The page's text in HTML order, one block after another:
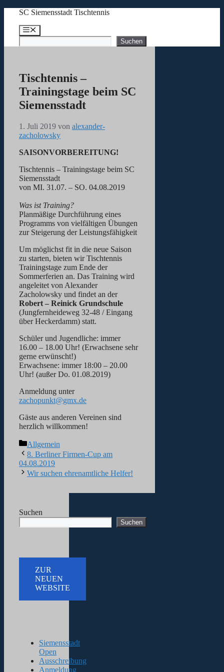
springen
SC Siemensstadt Tischtennis
Menü
Suchen Suchen
Tischtennis –
Trainingstage beim SC
Siemensstadt
1. Juli 2019 von alexander-
zacholowsky
SAISONVORBEREITUNG!
Tischtennis – Trainingstage beim SC
Siemensstadt
von MI. 31.07. – SO. 04.08.2019
Was ist Training?
Planmäßige Durchführung eines
Programms von vielfältigen Übungen
zur Steigerung der Leistungsfähigkeit
Um möglichst fit in die neue Saison
zu starten, bieten wir Tischtennis
Trainingstage zum Ende der
Sommerferien an. Das Training wird
angeleitet von Alexander
Zacholowsky und findet an der
Robert – Reinick Grundschule
(Jungfernheideweg 32-48 / Eingang
über Heckerdamm) statt.
Schüler und Jugendliche: immer
16.00 – 18.00 Uhr! (Erwachsene sehr
gerne erwünscht!)
Erwachsene: immer 18:00 – 20.00
Uhr! (außer Do. 01.08.2019)
Anmeldung unter
zachopunkt@gmx.de
Gäste aus anderen Vereinen sind
herzlich willkommen!
Kategorien
Allgemein
8. Berliner Firmen-Cup am
04.08.2019
Wir suchen ehrenamtliche Helfer!
Suchen
Suchen
ZUR
NEUEN
WEBSITE
Siemensstadt
Open
Ausschreibung
Anmeldung